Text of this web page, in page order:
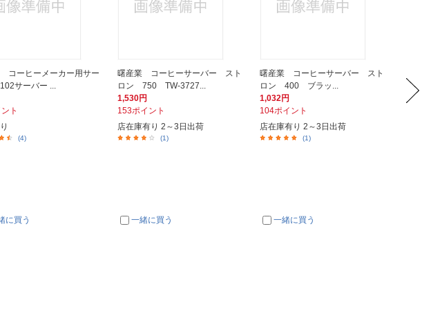
コーヒーメーカー用サー
サーバー ...
ト
(4)
に買う
曙産業 コーヒーサーバー スト
ロン 750 TW-3727...
1,530円
153ポイント
店在庫有り 2～3日出荷
(1)
一緒に買う
曙産業 コーヒーサーバー スト
ロン 400 ブラッ...
1,032円
104ポイント
店在庫有り 2～3日出荷
(1)
一緒に買う
ロン
1,420円